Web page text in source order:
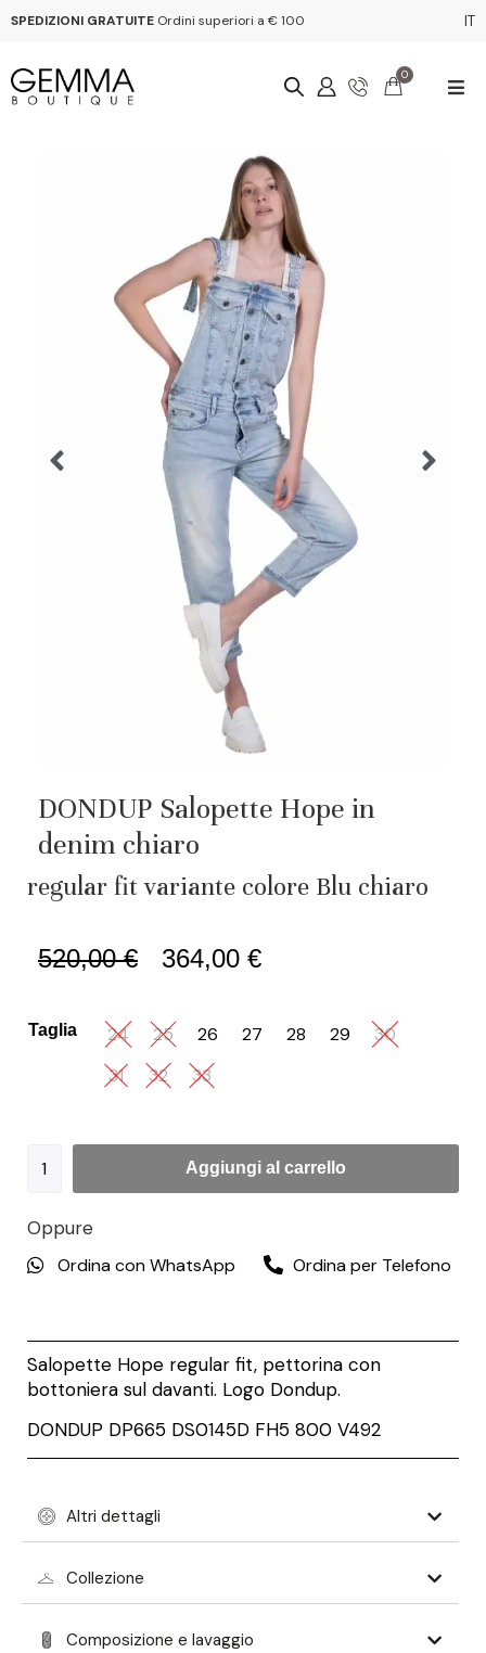
SPEDIZIONI GRATUITE Ordini superiori a € 100 IT
0
DONDUP Salopette Hope in
denim chiaro
regular fit variante colore Blu chiaro
520,00€ 364,00 €
Taglia 24 25 26 27 28 29
30
31
32 33
Aggiungi al carrello
Oppure
Ordina con WhatsApp Ordina per Telefono
Salopette Hope regular fit, pettorina con
bottoniera sul davanti. Logo Dondup.
DONDUP DP665 DS0145D FH5 800 V492
Altri dettagli
Collezione
Composizione e lavaggio